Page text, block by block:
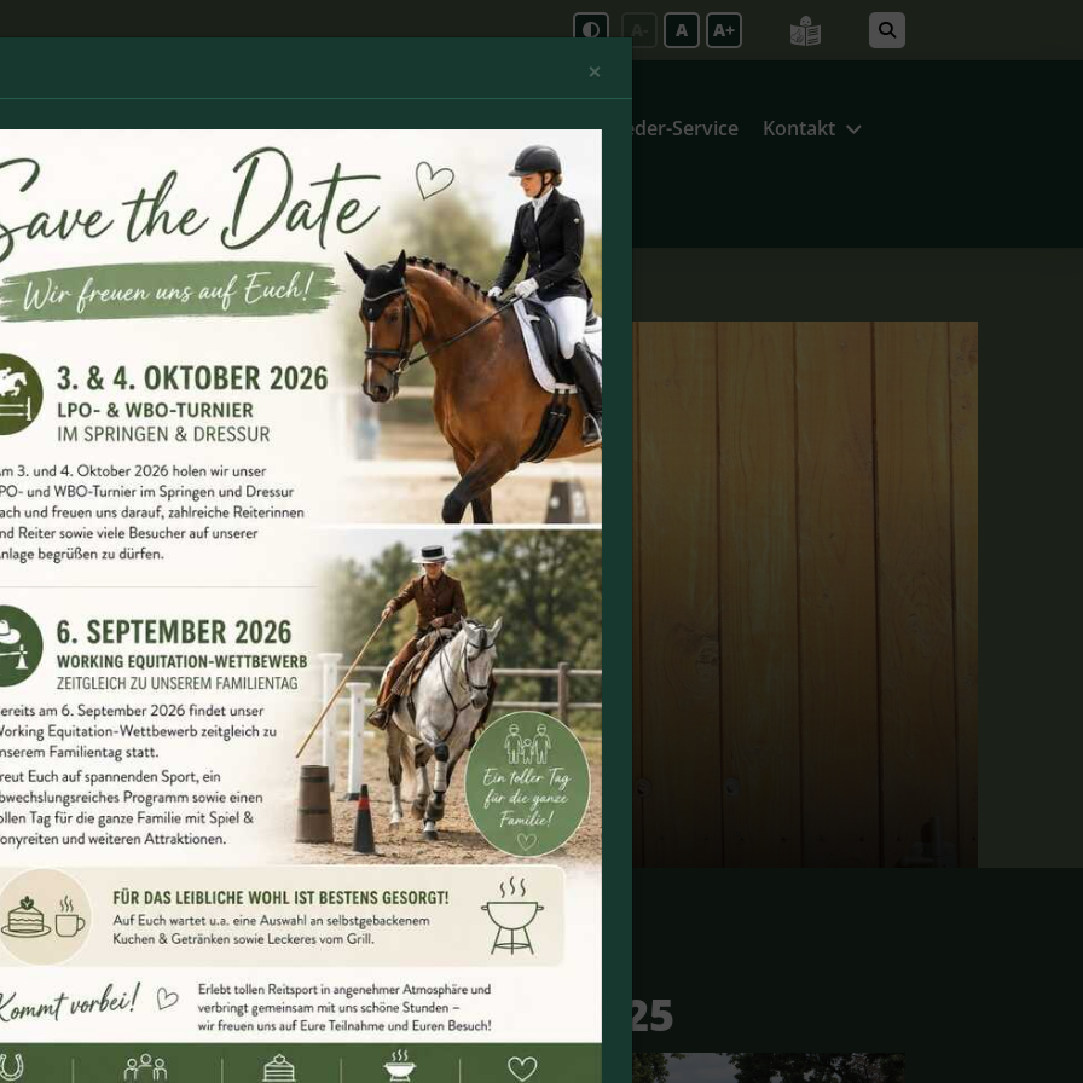
A A+
Verein News Pferdesport Boxenvermietung Mitglieder-Service
Kontakt
Impressionen Impressionen 2025
und Familientag 2025
×